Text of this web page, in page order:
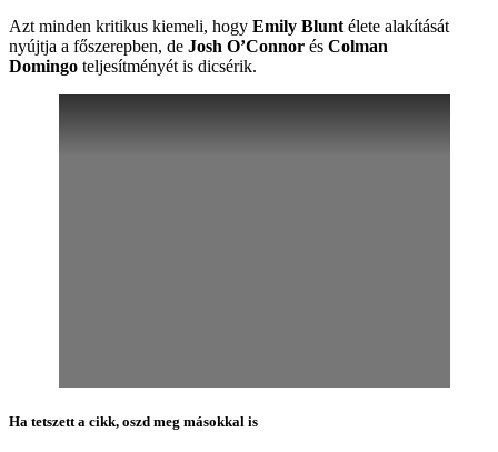
Azt minden kritikus kiemeli, hogy Emily Bluntélete alakítását
nyújtja a főszerepben, de Josh O’Connor és Colman
Domingo teljesítményét is dicsérik.
Ha tetszett a cikk, oszd meg másokkal is